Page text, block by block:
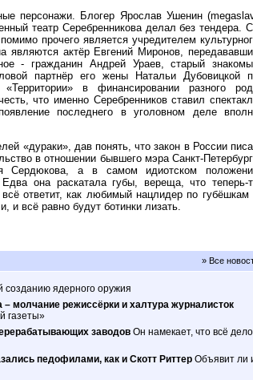
персонажи. Блогер Ярослав Ушенин
театр Серебренникова делал без тендера.
прочего является учредителем
являются актёр Евгений Миронов,
- гражданин Андрей Ураев, старый
партнёр его жены Натальи Дубовицкой
в финансировании разного
что именно Серебренников ставил
последнего в уголовном деле
«дураки», дав понять, что закон в России
в отношении бывшего мэра Санкт-
Сердюкова, а в самом идиотском
Едва она раскатала губы, вереща, что теперь-
ответит, как любимый нацлидер по губёшкам
и всё равно будут ботинки лизать.
» Все
созданию ядерного оружия
молчание режиссёрки и халтура журналисток
газеты»
заводов Он намекает, что всё
педофилами, как и Скотт Риттер Объявит ли